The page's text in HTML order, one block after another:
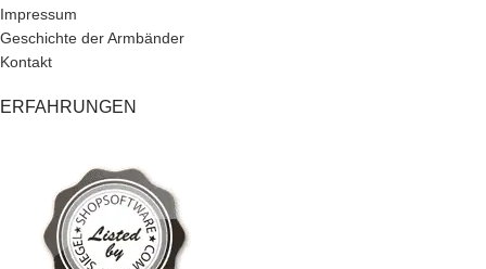
Impressum
Geschichte der Armbänder
Kontakt
ERFAHRUNGEN